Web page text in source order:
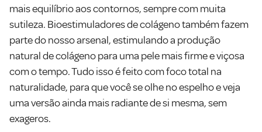
mais equilíbrio aos contornos, sempre com muita
sutileza. Bioestimuladores de colágeno também fazem
parte do nosso arsenal, estimulando a produção
natural de colágeno para uma pele mais firme e viçosa
com o tempo. Tudo isso é feito com foco total na
naturalidade, para que você se olhe no espelho e veja
uma versão ainda mais radiante de si mesma, sem
exageros.